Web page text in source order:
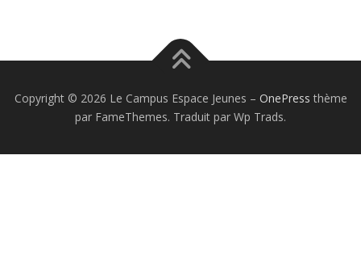
Copyright © 2026 Le Campus Espace Jeunes – OnePress thème
par FameThemes. Traduit par Wp Trads.